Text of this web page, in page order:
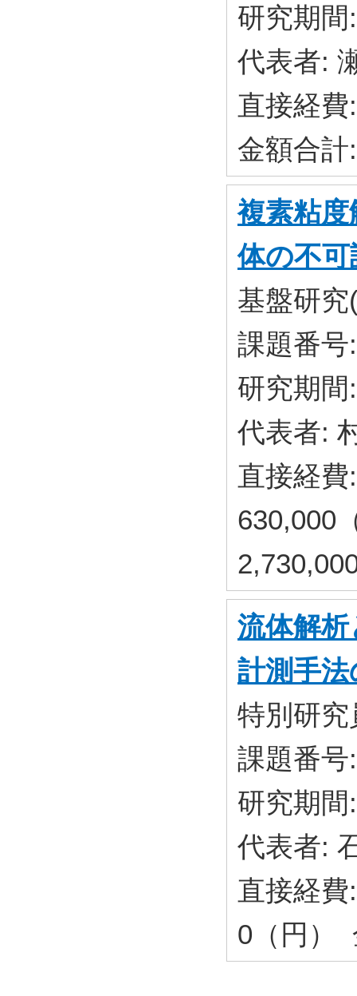
研究期
代表者:
直接経
金額合
複素粘
体の不
基盤研究
課題番号
研究期
代表者:
直接経
630,000
流体解
計測手
特別研
課題番号
研究期
代表者:
直接経
0（円）